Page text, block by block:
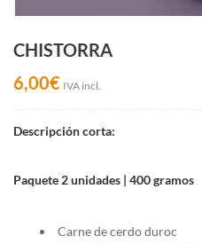
CHISTORRA
6,00€ IVA incl.
Descripción corta:
Paquete 2 unidades | 400 gramos
Carne de cerdo duroc